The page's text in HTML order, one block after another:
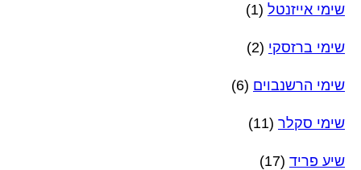
שימי אייזנטל (1)
שימי ברזסקי (2)
שימי הרשנבוים (6)
שימי סקלר (11)
שיע פריד (17)